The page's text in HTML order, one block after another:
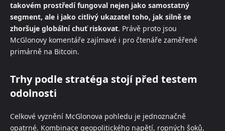
takovém prostředí fungoval nejen jako samostatný
segment, ale i jako citlivý ukazatel toho, jak silně se
zhoršuje globální chuť riskovat. Právě proto jsou
McGlonovy komentáře zajímavé i pro čtenáře zaměřené
primárně na Bitcoin.
Trhy podle stratéga stojí před testem
odolnosti
Celkové vyznění McGlonova pohledu je jednoznačně
opatrné. Kombinace geopolitického napětí, ropných šoků,